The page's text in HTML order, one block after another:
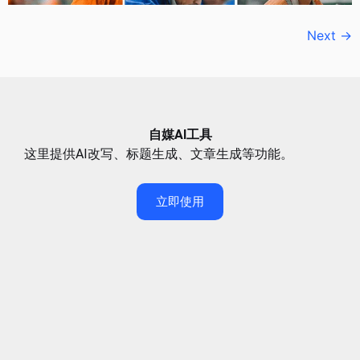
Next →
自媒AI工具
这里提供AI改写、标题生成、文章生成等功能。
立即使用